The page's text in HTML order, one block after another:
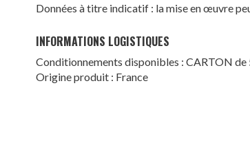
Données à titre indicatif : la mise en œuvre
INFORMATIONS LOGISTIQUES
Conditionnements disponibles : CARTON de
Origine produit : France